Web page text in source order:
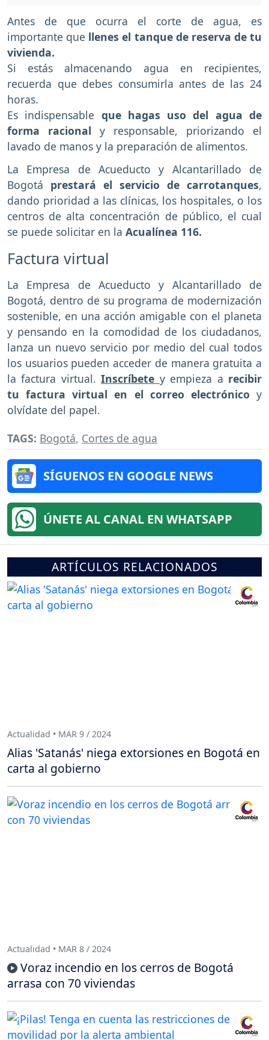
Antes de que ocurra el corte de agua, es
importante que llenes el tanque de reserva de tu
vivienda.
Si estás almacenando agua en recipientes,
recuerda que debes consumirla antes de las 24
horas.
Es indispensable que hagas uso del agua de
forma racional y responsable, priorizando el
lavado de manos y la preparación de alimentos.
La Empresa de Acueducto y Alcantarillado de
Bogotá prestará el servicio de carrotanques,
dando prioridad a las clínicas, los hospitales, o los
centros de alta concentración de público, el cual
se puede solicitar en la Acualínea 116.
Factura virtual
La Empresa de Acueducto y Alcantarillado de
Bogotá, dentro de su programa de modernización
sostenible, en una acción amigable con el planeta
y pensando en la comodidad de los ciudadanos,
lanza un nuevo servicio por medio del cual todos
los usuarios pueden acceder de manera gratuita a
la factura virtual.Inscríbete y empieza a recibir
tu factura virtual en el correo electrónico y
olvídate del papel.
TAGS: Bogotá, Cortes de agua
SÍGUENOS EN GOOGLE NEWS
ÚNETE AL CANAL EN WHATSAPP
ARTÍCULOS RELACIONADOS
Actualidad • MAR 9 / 2024
Alias 'Satanás' niega extorsiones en Bogotá en
carta al gobierno
Actualidad • MAR 8 / 2024
Voraz incendio en los cerros de Bogotá
arrasa con 70 viviendas